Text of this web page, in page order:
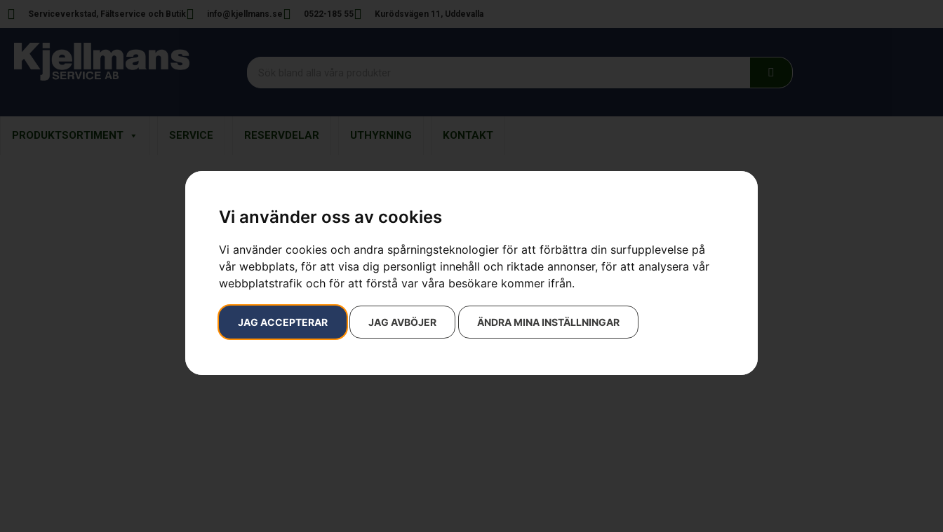
Vi använder oss av cookies
Vi använder cookies och andra spårningsteknologier för att förbättra din surfupplevelse på
vår webbplats, för att visa dig personligt innehåll och riktade annonser, för att analysera vår
webbplatstrafik och för att förstå var våra besökare kommer ifrån.
JAG ACCEPTERAR JAG AVBÖJER ÄNDRA MINA INSTÄLLNINGAR
Serviceverkstad, Fältservice och Butik info@kjellmans.se 0522-185 55 Kurödsvägen 11, Uddevalla
PRODUKTSORTIMENT SERVICE RESERVDELAR UTHYRNING KONTAKT
För villaägare & proffs
Skogs- & trädgårdsmaskiner – till bra priser!
Se sortiment